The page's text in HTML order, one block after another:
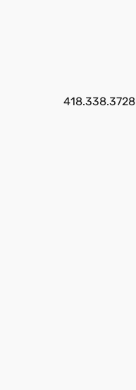
418.338.3728